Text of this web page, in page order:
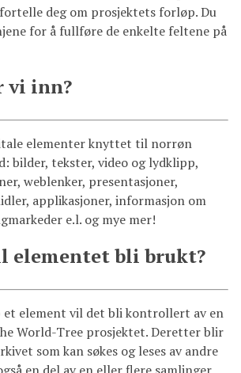
deg om prosjektets forløp. Du
for å fullføre de enkelte feltene på
vi inn?
elementer knyttet til norrøn
bilder, tekster, video og lydklipp,
weblenker, presentasjoner,
applikasjoner, informasjon om
e.l. og mye mer!
elementet bli brukt?
et element vil det bli kontrollert av en
World-Tree prosjektet. Deretter blir
som kan søkes og leses av andre